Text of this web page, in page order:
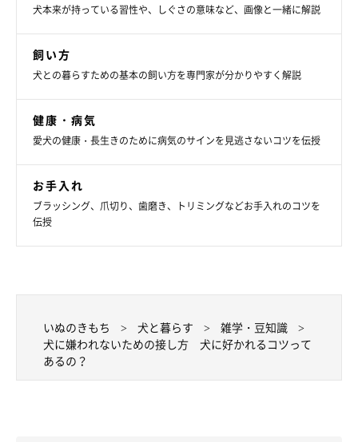
ること
犬本来が持っている習性や、しぐさの意味など、画像と一緒に解説
飼い方
犬との暮らすための基本の飼い方を専門家が分かりやすく解説
健康・病気
愛犬の健康・長生きのために病気のサインを見逃さないコツを伝授
お手入れ
ブラッシング、爪切り、歯磨き、トリミングなどお手入れのコツを
伝授
いぬのきもち 犬と暮らす
雑学・豆知識
犬に嫌われないための接し方 犬に好かれるコツって
あるの？